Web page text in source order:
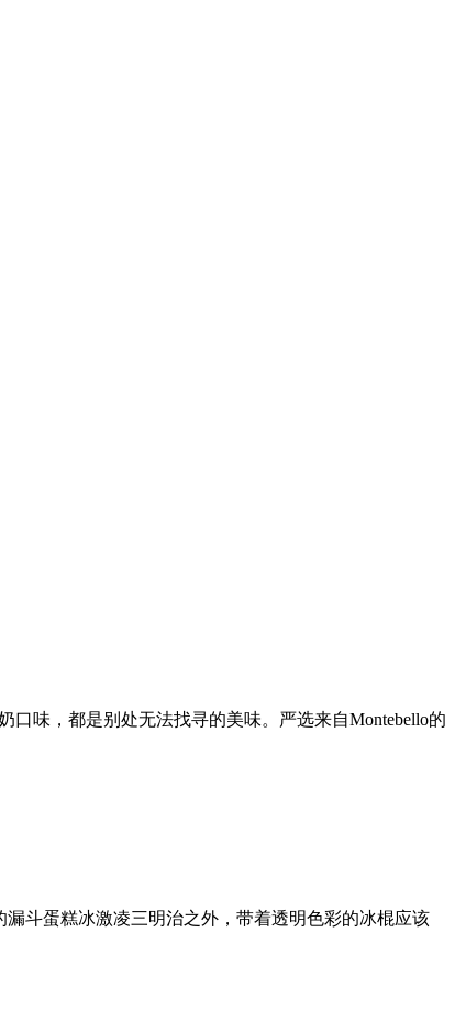
味，都是别处无法找寻的美味。严选来自Montebello的
漏斗蛋糕冰激凌三明治之外，带着透明色彩的冰棍应该